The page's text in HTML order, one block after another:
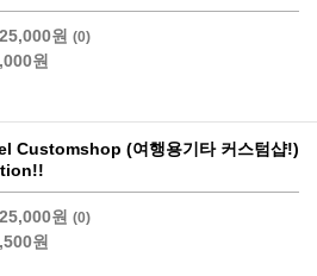
원 (0)
원
Customshop (여행용기타 커스텀샵!)
원 (0)
원